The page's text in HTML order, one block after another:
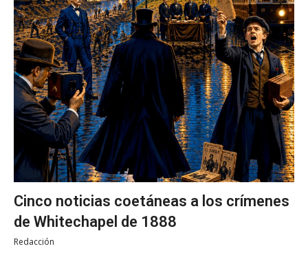
Cinco noticias coetáneas a los crímenes
de Whitechapel de 1888
Redacción